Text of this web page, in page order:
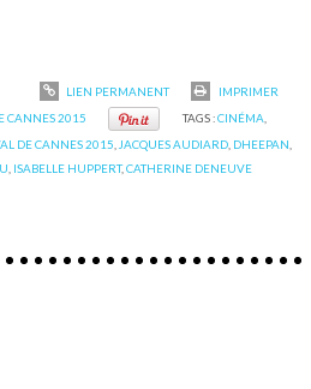
LIEN PERMANENT
IMPRIMER
CANNES 2015 TAGS :CINÉMA
DE CANNES 2015 JACQUES AUDIARD DHEEPAN
ISABELLE HUPPERT,CATHERINE DENEUVE